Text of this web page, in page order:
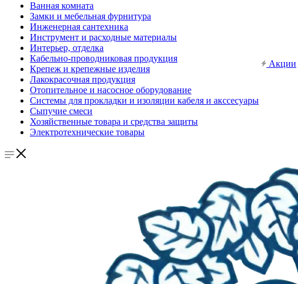
Ванная комната
Замки и мебельная фурнитура
Инженерная сантехника
Инструмент и расходные материалы
Интерьер, отделка
Кабельно-проводниковая продукция
Крепеж и крепежные изделия
Лакокрасочная продукция
Отопительное и насосное оборудование
Системы для прокладки и изоляции кабеля и акссесуары
Сыпучие смеси
Хозяйственные товара и средства защиты
Электротехнические товары
Акции